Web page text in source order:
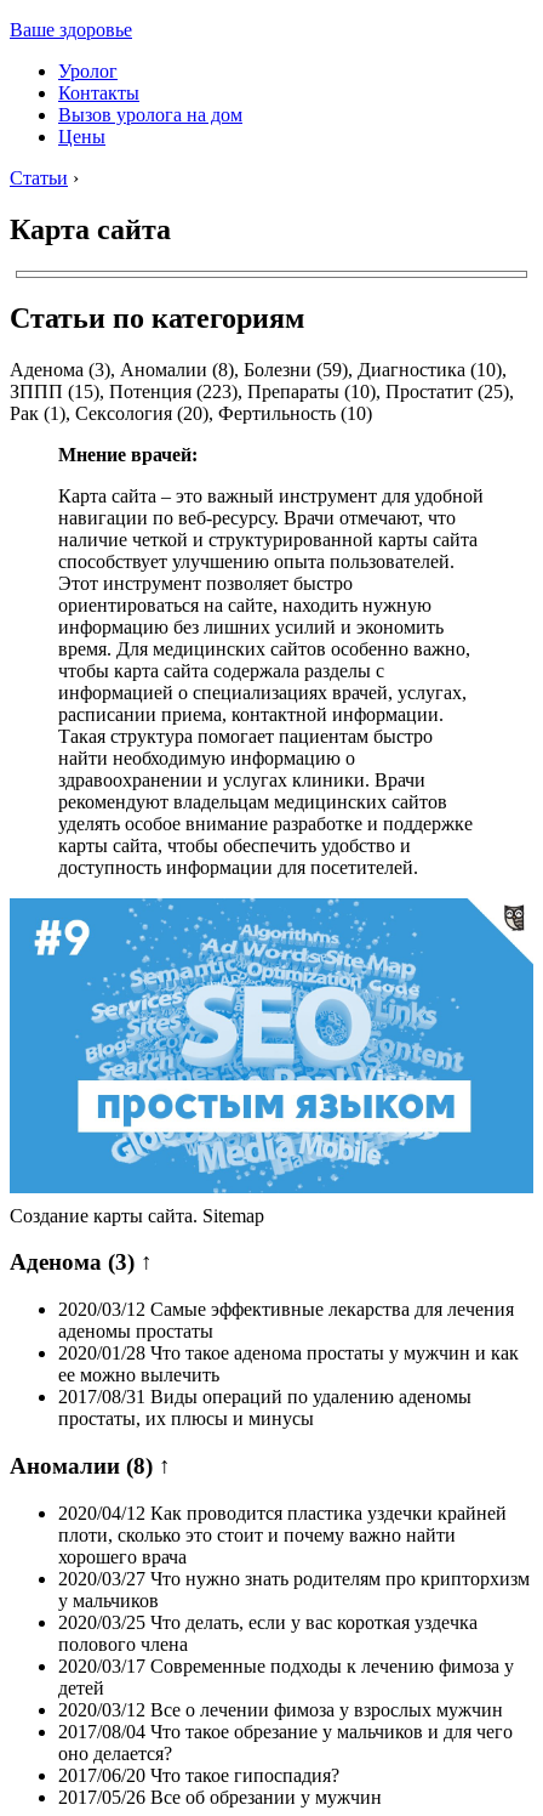
Ваше здоровье
Уролог
Контакты
Вызов уролога на дом
Цены
Статьи ›
Карта сайта
Статьи по категориям
Аденома (3), Аномалии (8), Болезни (59), Диагностика (10),
ЗППП (15), Потенция (223), Препараты (10), Простатит (25),
Рак (1), Сексология (20), Фертильность (10)
Мнение врачей:
Карта сайта – это важный инструмент для удобной
навигации по веб-ресурсу. Врачи отмечают, что
наличие четкой и структурированной карты сайта
способствует улучшению опыта пользователей.
Этот инструмент позволяет быстро
ориентироваться на сайте, находить нужную
информацию без лишних усилий и экономить
время. Для медицинских сайтов особенно важно,
чтобы карта сайта содержала разделы с
информацией о специализациях врачей, услугах,
расписании приема, контактной информации.
Такая структура помогает пациентам быстро
найти необходимую информацию о
здравоохранении и услугах клиники. Врачи
рекомендуют владельцам медицинских сайтов
уделять особое внимание разработке и поддержке
карты сайта, чтобы обеспечить удобство и
доступность информации для посетителей.
Создание карты сайта. Sitemap
Аденома (3) ↑
2020/03/12 Самые эффективные лекарства для лечения
аденомы простаты
2020/01/28 Что такое аденома простаты у мужчин и как
ее можно вылечить
2017/08/31 Виды операций по удалению аденомы
простаты, их плюсы и минусы
Аномалии (8) ↑
2020/04/12 Как проводится пластика уздечки крайней
плоти, сколько это стоит и почему важно найти
хорошего врача
2020/03/27 Что нужно знать родителям про крипторхизм
у мальчиков
2020/03/25 Что делать, если у вас короткая уздечка
полового члена
2020/03/17 Современные подходы к лечению фимоза у
детей
2020/03/12 Все о лечении фимоза у взрослых мужчин
2017/08/04 Что такое обрезание у мальчиков и для чего
оно делается?
2017/06/20 Что такое гипоспадия?
2017/05/26 Все об обрезании у мужчин